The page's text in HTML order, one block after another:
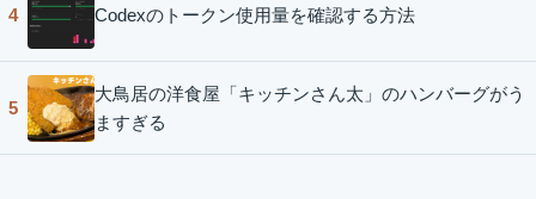
4 Codexのトークン使用量を確認する方法
5
大鳥居の洋食屋「キッチンさん太」のハンバーグがう
ますぎる